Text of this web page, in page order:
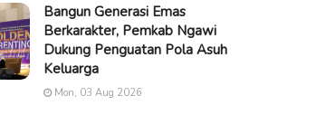
Bangun Generasi Emas
Berkarakter, Pemkab Ngawi
Dukung Penguatan Pola Asuh
Keluarga
Mon, 03 Aug 2026